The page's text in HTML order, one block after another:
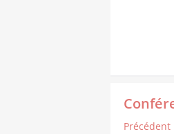
Précédent